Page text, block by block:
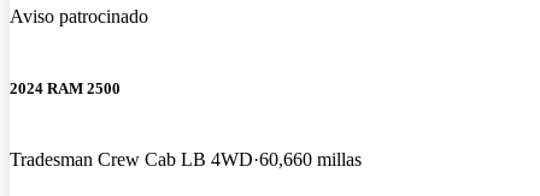
Aviso patrocinado
2024 RAM 2500
Tradesman Crew Cab LB 4WD 60,660 millas